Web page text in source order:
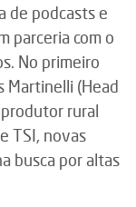
de podcasts e
parceria com o
No primeiro
Martinelli (Head
produtor rural
TSI, novas
busca por altas